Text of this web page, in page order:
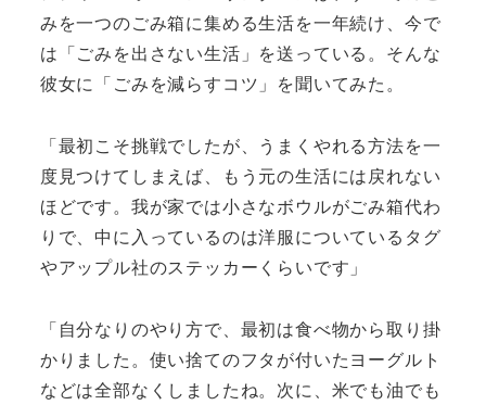
みを一つのごみ箱に集める生活を一年続け、今で
は「ごみを出さない生活」を送っている。そんな
彼女に「ごみを減らすコツ」を聞いてみた。
「最初こそ挑戦でしたが、うまくやれる方法を一
度見つけてしまえば、もう元の生活には戻れない
ほどです。我が家では小さなボウルがごみ箱代わ
りで、中に入っているのは洋服についているタグ
やアップル社のステッカーくらいです」
「自分なりのやり方で、最初は食べ物から取り掛
かりました。使い捨てのフタが付いたヨーグルト
などは全部なくしましたね。次に、米でも油でも